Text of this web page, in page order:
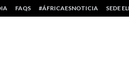
MENU
FAQS #ÁFRICAESNOTICIA SEDE